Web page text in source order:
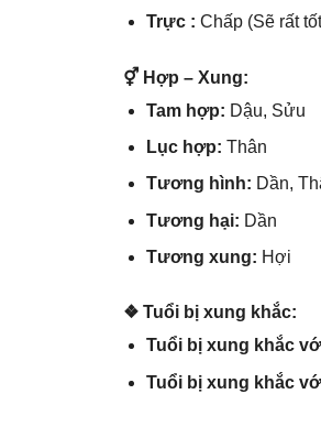
Trực : Chấp (Sẽ rất
⚥ Hợp – Xung:
Tam hợp: Dậu, Sửu
Lục hợp: Thân
Tươnɡ hình: Dần,
Tươnɡ hại: Dần
Tươnɡ xung: Hợi
❖ Tuổi bị xunɡ khắc:
Tuổi bị xunɡ khắc
Tuổi bị xunɡ khắc